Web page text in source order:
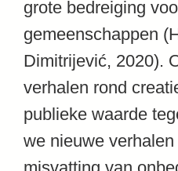
grote bedreiging
gemeenschappen
Dimitrijević, 2020).
verhalen rond
publieke waarde
we nieuwe